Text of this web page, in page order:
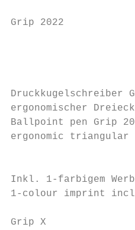
Grip 2022
ergonomischer
Ballpoint pen
ergonomic
Inkl. 1-farbigem
1-colour imprint
Grip X